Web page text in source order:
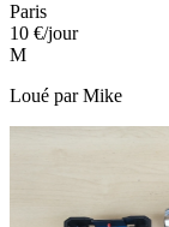
Paris
10 €/jour
M
Loué parMike